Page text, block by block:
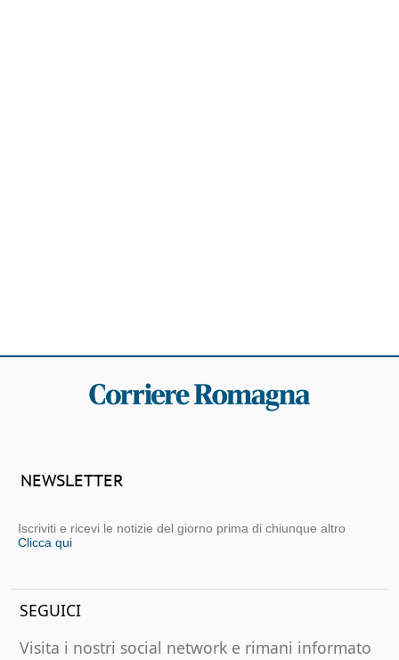
NEWSLETTER
Iscriviti e ricevi le notizie del giorno prima di chiunque altro
Clicca qui
SEGUICI
Visita i nostri social network e rimani informato